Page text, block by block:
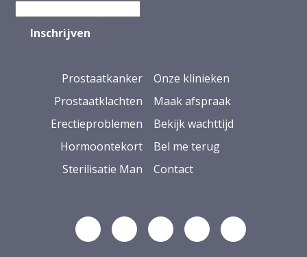
Prostaatkanker
Prostaatklachten
Erectieproblemen
Hormoontekort
Sterilisatie Man
Onze klinieken
Maak afspraak
Bekijk wachttijd
Bel me terug
Contact
Volg ons op Linkedin
Volg ons op YouTube
Volg ons op Facebook
Volg ons op
Volg ons